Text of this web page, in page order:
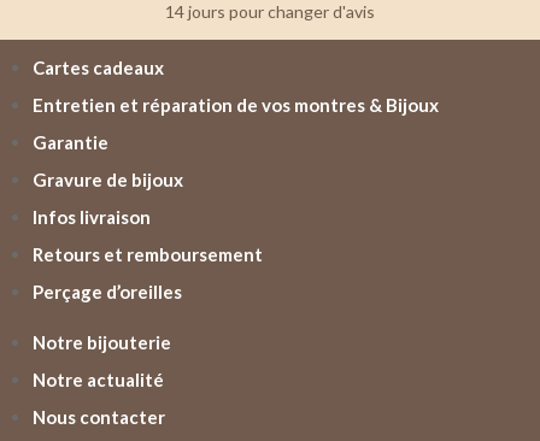
14 jours pour changer d'avis
Cartes cadeaux
Entretien et réparation de vos montres & Bijoux
Garantie
Gravure de bijoux
Infos livraison
Retours et remboursement
Perçage d’oreilles
Notre bijouterie
Notre actualité
Nous contacter